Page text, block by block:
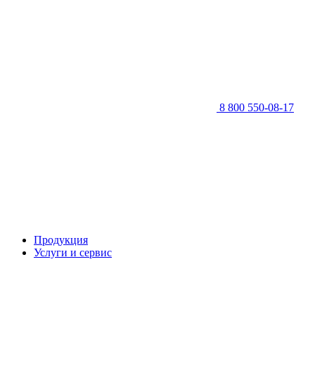
8 800 550-08-17
Продукция
Услуги и сервис